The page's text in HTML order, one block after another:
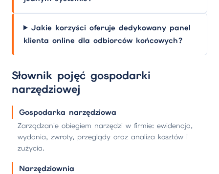
Jakie korzyści oferuje dedykowany panel
klienta online dla odbiorców końcowych?
Słownik pojęć gospodarki
narzędziowej
Gospodarka narzędziowa
Zarządzanie obiegiem narzędzi w firmie: ewidencja,
wydania, zwroty, przeglądy oraz analiza kosztów i
zużycia.
Narzędziownia